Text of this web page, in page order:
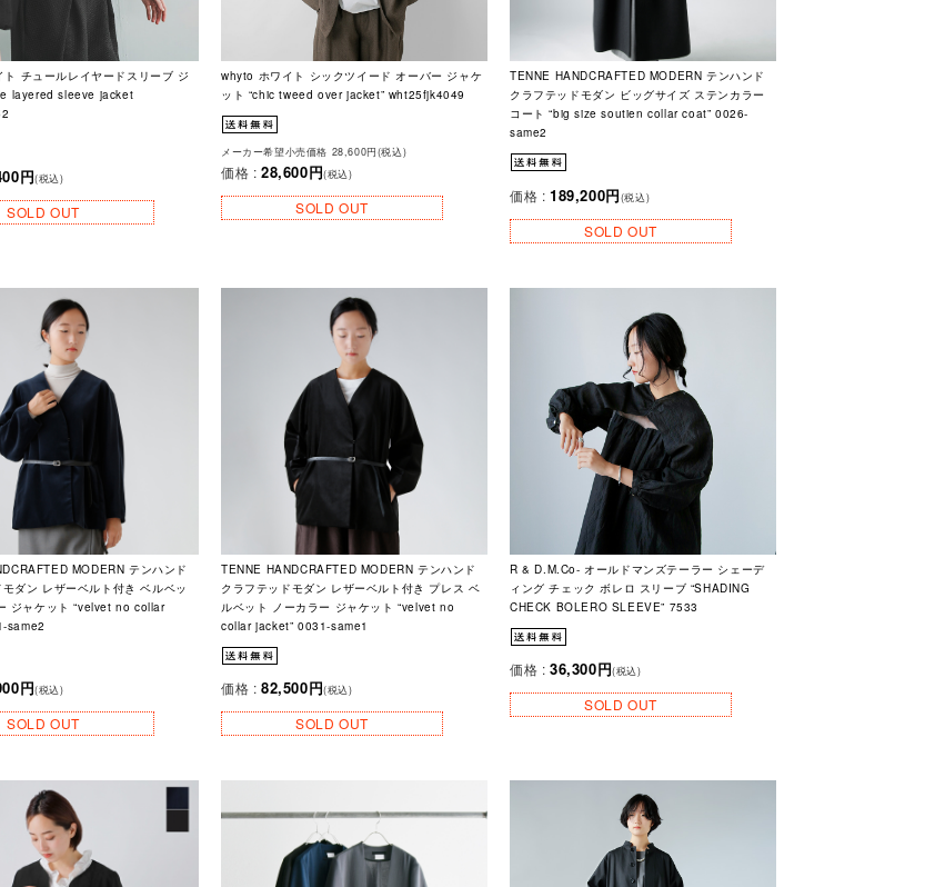
チュールレイヤードスリーブ ジ
layered sleeve jacket
円(税込)
SOLD OUT
whyto ホワイト シックツイード オーバー ジャケ
ット “chic tweed over jacket” wht25fjk4049
メーカー希望小売価格 28,600円(税込)
価格 : 28,600円(税込)
SOLD OUT
TENNE HANDCRAFTED MODERN テンハンド
クラフテッドモダン ビッグサイズ ステンカラー
コート “big size soutien collar coat” 0026-
same2
価格 : 189,200円(税込)
SOLD OUT
MODERN テンハンド
ダン レザーベルト付き ベルベッ
ジャケット “velvet no collar
same2
円(税込)
SOLD OUT
TENNE HANDCRAFTED MODERN テンハンド
クラフテッドモダン レザーベルト付き プレス ベ
ルベット ノーカラー ジャケット “velvet no
collar jacket” 0031-same1
価格 : 82,500円(税込)
SOLD OUT
R & D.M.Co- オールドマンズテーラー シェーデ
ィング チェック ボレロ スリーブ “SHADING
CHECK BOLERO SLEEVE” 7533
価格 : 36,300円(税込)
SOLD OUT